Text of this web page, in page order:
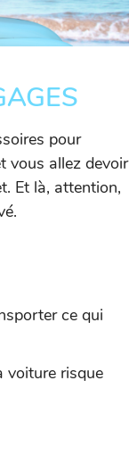
pour
vous allez devoir
Et là, attention,
ce qui
voiture risque